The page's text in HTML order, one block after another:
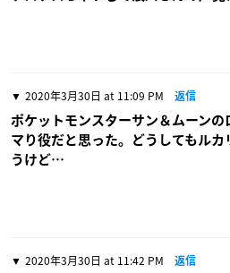
2020年3月30日 at 11:09 PM 返信
ポケットモンスターサン＆ムーン
マり役だと思った。どうしてもル
うけど…
2020年3月30日 at 11:42 PM 返信